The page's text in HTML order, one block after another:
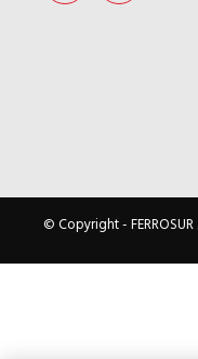
© Copyright -FERROSUR